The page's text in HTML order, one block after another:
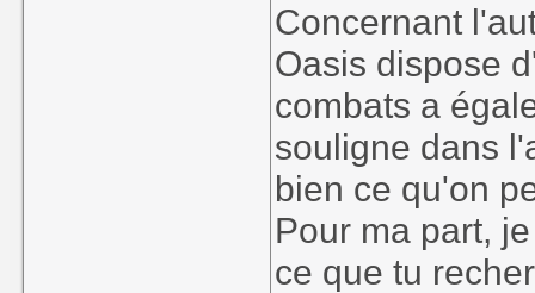
Concernant
Oasis dispose
combats a
souligne dans
bien ce qu'on
Pour ma part,
ce que tu